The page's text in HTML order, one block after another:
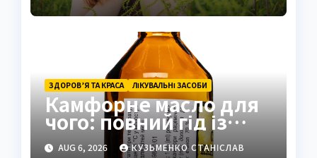
ЗДОРОВ’Я ТА КРАСА ЛІКУВАЛЬНІ ЗАСОБИ
Камфорне масло для
чого: повний гід із
застосуванням і
AUG 6, 2026 КУЗЬМЕНКО СТАНІСЛАВ